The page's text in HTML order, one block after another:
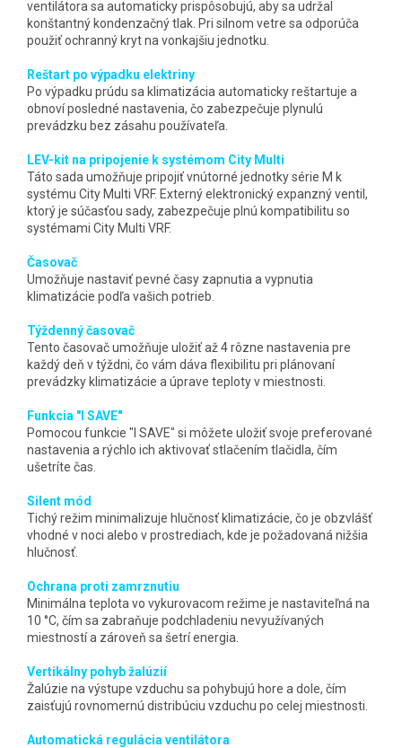
ventilátora sa automaticky prispôsobujú, aby sa udržal
konštantný kondenzačný tlak. Pri silnom vetre sa odporúča
použiť ochranný kryt na vonkajšiu jednotku.
Reštart po výpadku elektriny
Po výpadku prúdu sa klimatizácia automaticky reštartuje a
obnoví posledné nastavenia, čo zabezpečuje plynulú
prevádzku bez zásahu používateľa.
LEV-kit na pripojenie k systémom City Multi
Táto sada umožňuje pripojiť vnútorné jednotky série M k
systému City Multi VRF. Externý elektronický expanzný ventil,
ktorý je súčasťou sady, zabezpečuje plnú kompatibilitu so
systémami City Multi VRF.
Časovač
Umožňuje nastaviť pevné časy zapnutia a vypnutia
klimatizácie podľa vašich potrieb.
Týždenný časovač
Tento časovač umožňuje uložiť až 4 rôzne nastavenia pre
každý deň v týždni, čo vám dáva flexibilitu pri plánovaní
prevádzky klimatizácie a úprave teploty v miestnosti.
Funkcia "I SAVE"
Pomocou funkcie "I SAVE" si môžete uložiť svoje preferované
nastavenia a rýchlo ich aktivovať stlačením tlačidla, čím
ušetríte čas.
Silent mód
Tichý režim minimalizuje hlučnosť klimatizácie, čo je obzvlášť
vhodné v noci alebo v prostrediach, kde je požadovaná nižšia
hlučnosť.
Ochrana proti zamrznutiu
Minimálna teplota vo vykurovacom režime je nastaviteľná na
10 °C, čím sa zabraňuje podchladeniu nevyužívaných
miestností a zároveň sa šetrí energia.
Vertikálny pohyb žalúzií
Žalúzie na výstupe vzduchu sa pohybujú hore a dole, čím
zaisťujú rovnomernú distribúciu vzduchu po celej miestnosti.
Automatická regulácia ventilátora